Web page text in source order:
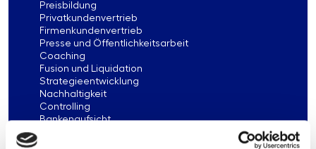
Preisbildung
Privatkundenvertrieb
Firmenkundenvertrieb
Presse und Öffentlichkeitsarbeit
Coaching
Fusion und Liquidation
Strategieentwicklung
Nachhaltigkeit
Controlling
Bankenaufsicht